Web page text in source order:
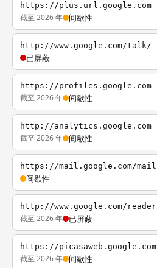
https://plus.url.google.com
截至 2026 年 间歇性
http://www.google.com/talk/
已屏蔽
https://profiles.google.com
截至 2026 年 间歇性
http://analytics.google.com
截至 2026 年 间歇性
https://mail.google.com/mail
间歇性
http://www.google.com/reader
截至 2026 年 已屏蔽
https://picasaweb.google.com
截至 2026 年 间歇性